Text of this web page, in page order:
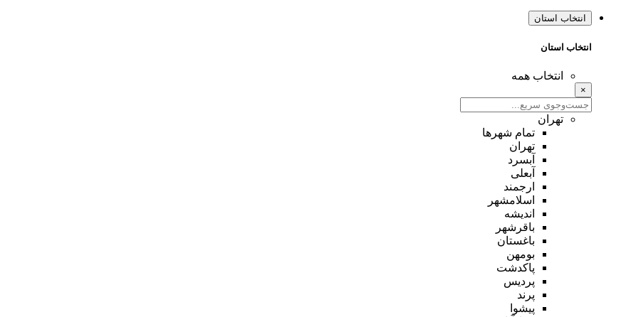
انتخاب استان
انتخاب استان
انتخاب همه
×
تهران
تمام شهر‌ها
تهران
آبسرد
آبعلی
ارجمند
اسلامشهر
اندیشه
باقرشهر
باغستان
بومهن
پاکدشت
پردیس
پرند
پیشوا